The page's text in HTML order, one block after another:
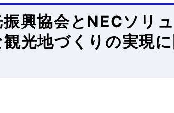
振興協会とNECソリ
光地づくりの実現